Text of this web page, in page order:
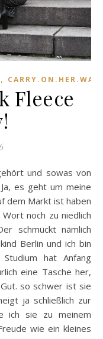
,
Fleece
es geht um meine
dem Markt ist haben
noch zu niedlich
schmückt nämlich
Berlin und ich bin
hat Anfang
eine Tasche her,
so schwer ist sie
ja schließlich zur
ich sie zu meinem
wie ein kleines